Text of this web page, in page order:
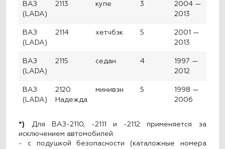
ВАЗ
(LADA)
2113 купе 3
2004 —
2013
ВАЗ
(LADA)
2114 хетчбэк 5
2001 —
2013
ВАЗ
(LADA)
2115 седан 4
1997 —
2012
ВАЗ
(LADA)
2120
Надежда
минивэн 5
1998 —
2006
*)
Для ВАЗ-2110, -2111 и -2112 применяется за
исключением автомобилей:
- с подушкой безопасности (каталожные номера